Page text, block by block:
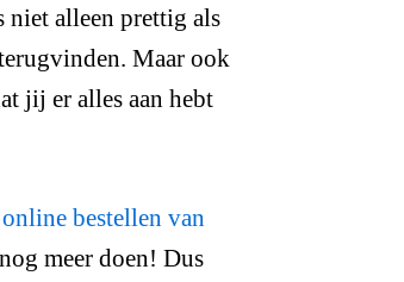
niet alleen prettig als
Maar ook
jij er alles aan hebt
online bestellen van
meer doen! Dus